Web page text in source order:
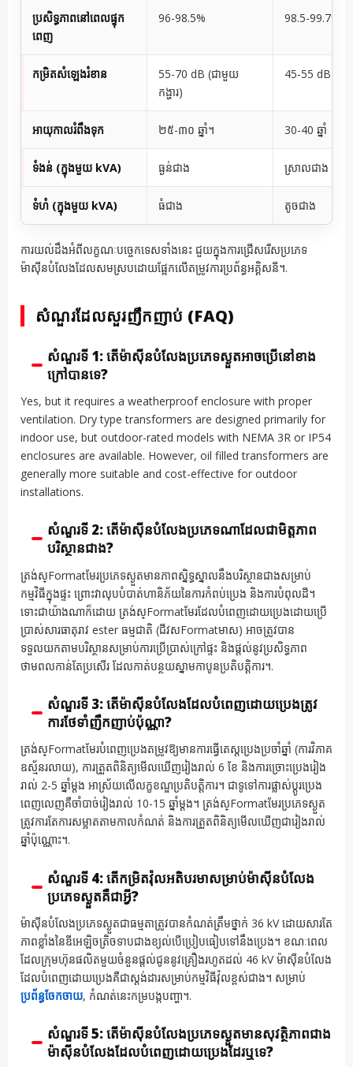
ប្រសិទ្ធភាពនៅពេលផ្ទុក
ពេញ
96-98.5% 98.5-99.7%
កម្រិតសំឡេងរំខាន
55-70 dB (ជាមួយ
កង្ហារ)
45-55 dB
អាយុកាលរំពឹងទុក ២៥-៣០ ឆ្នាំ។ 30-40 ឆ្នាំ
ទំងន់ (ក្នុងមួយ kVA) ធ្ងន់ជាង ស្រាលជាង
ទំហំ (ក្នុងមួយ kVA) ធំជាង តូចជាង
ការយល់ដឹងអំពីលក្ខណៈបច្ចេកទេសទាំងនេះ ជួយក្នុងការជ្រើសរើសប្រភេទ
ម៉ាស៊ីនបំលែងដែលសមស្របដោយផ្អែកលើតម្រូវការប្រព័ន្ធអគ្គិសនី។.
សំណួរដែលសួរញឹកញាប់ (FAQ)
សំណួរទី 1: តើម៉ាស៊ីនបំលែងប្រភេទស្ងួតអាចប្រើនៅខាង
ក្រៅបានទេ?
Yes, but it requires a weatherproof enclosure with proper
ventilation. Dry type transformers are designed primarily for
indoor use, but outdoor-rated models with NEMA 3R or IP54
enclosures are available. However, oil filled transformers are
generally more suitable and cost-effective for outdoor
installations.
សំណួរទី 2: តើម៉ាស៊ីនបំលែងប្រភេទណាដែលជាមិត្តភាព
បរិស្ថានជាង?
ត្រង់ស្Formatមែរប្រភេទស្ងួតមានភាពស្និទ្ធស្នាលនឹងបរិស្ថានជាងសម្រាប់
កម្មវិធីក្នុងផ្ទះ ព្រោះវាលុបបំបាត់ហានិភ័យនៃការកំពប់ប្រេង និងការបំពុលដី។
ទោះជាយ៉ាងណាក៏ដោយ ត្រង់ស្Formatមែរដែលបំពេញដោយប្រេងដោយប្រើ
ប្រាស់សារធាតុរាវ ester ធម្មជាតិ (ជីវសFormatមាស) អាចត្រូវបាន
ទទួលយកតាមបរិស្ថានសម្រាប់ការប្រើប្រាស់ក្រៅផ្ទះ និងផ្តល់នូវប្រសិទ្ធភាព
ថាមពលកាន់តែប្រសើរ ដែលកាត់បន្ថយស្នាមកាបូនប្រតិបត្តិការ។.
សំណួរទី 3: តើម៉ាស៊ីនបំលែងដែលបំពេញដោយប្រេងត្រូវ
ការថែទាំញឹកញាប់ប៉ុណ្ណា?
ត្រង់ស្Formatមែរបំពេញប្រេងតម្រូវឱ្យមានការធ្វើតេស្តប្រេងប្រចាំឆ្នាំ (ការវិភាគ
ឧស្ម័នរលាយ), ការត្រួតពិនិត្យមើលឃើញរៀងរាល់ 6 ខែ និងការច្រោះប្រេងរៀង
រាល់ 2-5 ឆ្នាំម្តង អាស្រ័យលើលក្ខខណ្ឌប្រតិបត្តិការ។ ជាទូទៅការផ្លាស់ប្តូរប្រេង
ពេញលេញគឺចាំបាច់រៀងរាល់ 10-15 ឆ្នាំម្តង។ ត្រង់ស្Formatមែរប្រភេទស្ងួត
ត្រូវការតែការសម្អាតតាមកាលកំណត់ និងការត្រួតពិនិត្យមើលឃើញជារៀងរាល់
ឆ្នាំប៉ុណ្ណោះ។.
សំណួរទី 4: តើកម្រិតវ៉ុលអតិបរមាសម្រាប់ម៉ាស៊ីនបំលែង
ប្រភេទស្ងួតគឺជាអ្វី?
ម៉ាស៊ីនបំលែងប្រភេទស្ងួតជាធម្មតាត្រូវបានកំណត់ត្រឹមថ្នាក់ 36 kV ដោយសារតែ
ភាពខ្លាំងនៃឌីអេឡិចត្រិចទាបជាងខ្យល់បើប្រៀបធៀបទៅនឹងប្រេង។ ខណៈពេល
ដែលក្រុមហ៊ុនផលិតមួយចំនួនផ្តល់ជូននូវគ្រឿងរហូតដល់ 46 kV ម៉ាស៊ីនបំលែង
ដែលបំពេញដោយប្រេងគឺជាស្តង់ដារសម្រាប់កម្មវិធីវ៉ុលខ្ពស់ជាង។ សម្រាប់
ប្រព័ន្ធចែកចាយ, កំណត់នេះកម្របង្កបញ្ហា។.
សំណួរទី 5: តើម៉ាស៊ីនបំលែងប្រភេទស្ងួតមានសុវត្ថិភាពជាង
ម៉ាស៊ីនបំលែងដែលបំពេញដោយប្រេងដែរឬទេ?